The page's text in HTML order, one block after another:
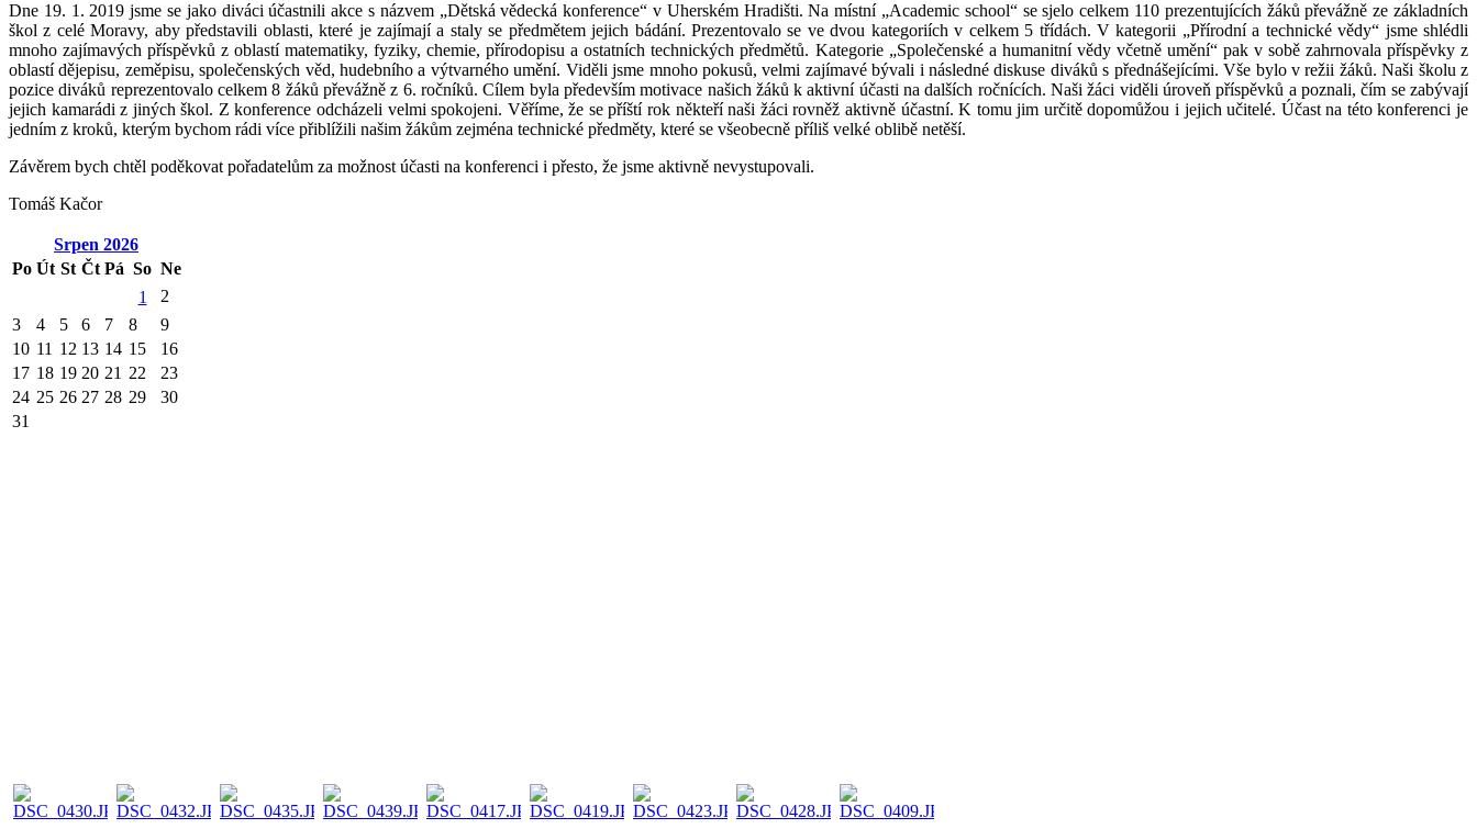
Dne 19. 1. 2019 jsme se jako diváci účastnili akce s názvem „Dětská vědecká konference“ v Uherském Hradišti. Na místní „Academic school“ se sjelo celkem 110 prezentujících žáků převážně ze základních
škol z celé Moravy, aby představili oblasti, které je zajímají a staly se předmětem jejich bádání. Prezentovalo se ve dvou kategoriích v celkem 5 třídách. V kategorii „Přírodní a technické vědy“ jsme shlédli
mnoho zajímavých příspěvků z oblastí matematiky, fyziky, chemie, přírodopisu a ostatních technických předmětů. Kategorie „Společenské a humanitní vědy včetně umění“ pak v sobě zahrnovala příspěvky z
oblastí dějepisu, zeměpisu, společenských věd, hudebního a výtvarného umění. Viděli jsme mnoho pokusů, velmi zajímavé bývali i následné diskuse diváků s přednášejícími. Vše bylo v režii žáků. Naši školu z
pozice diváků reprezentovalo celkem 8 žáků převážně z 6. ročníků. Cílem byla především motivace našich žáků k aktivní účasti na dalších ročnících. Naši žáci viděli úroveň příspěvků a poznali, čím se zabývají
jejich kamarádi z jiných škol. Z konference odcházeli velmi spokojeni. Věříme, že se příští rok někteří naši žáci rovněž aktivně účastní. K tomu jim určitě dopomůžou i jejich učitelé. Účast na této konferenci je
jedním z kroků, kterým bychom rádi více přiblížili našim žákům zejména technické předměty, které se všeobecně příliš velké oblibě netěší.
Závěrem bych chtěl poděkovat pořadatelům za možnost účasti na konferenci i přesto, že jsme aktivně nevystupovali.
Tomáš Kačor
Srpen 2026
Po Út St Čt Pá So Ne
1
2
3
4 5 6 7 8
9
10 11 12 13 14 15
16
17 18 19 20 21 22
23
24 25 26 27 28 29
30
31